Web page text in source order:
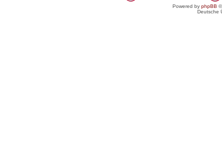
Powered by phpBB
Deutsche